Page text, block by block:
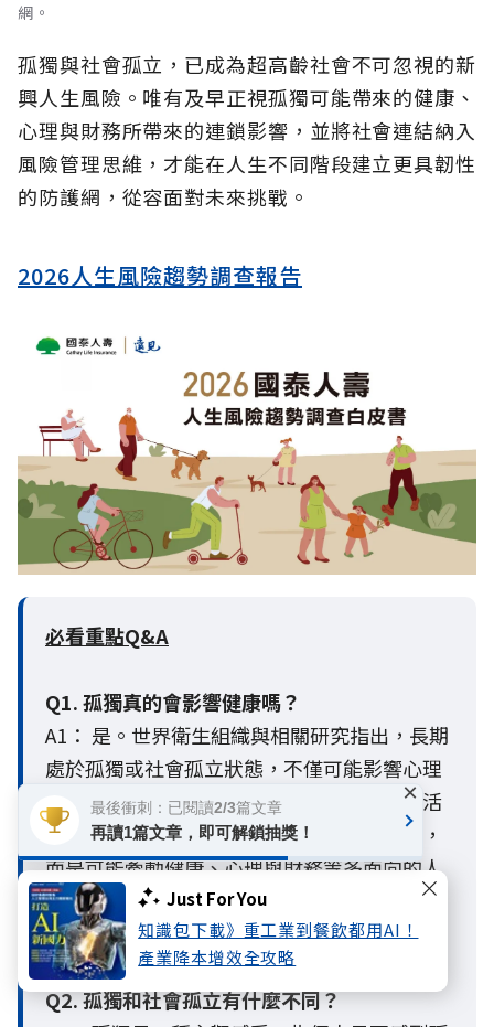
Just For You
知識包下載》重工業到餐飲都用AI！
產業降本增效全攻略
網。
孤獨與社會孤立，已成為超高齡社會不可忽視的新
興人生風險。唯有及早正視孤獨可能帶來的健康、
心理與財務所帶來的連鎖影響，並將社會連結納入
風險管理思維，才能在人生不同階段建立更具韌性
的防護網，從容面對未來挑戰。
2026人生風險趨勢調查報告
必看重點Q&A
Q1. 孤獨真的會影響健康嗎？
A1： 是。世界衛生組織與相關研究指出，長期
處於孤獨或社會孤立狀態，不僅可能影響心理
健康，也會增加身體健康風險，進而影響生活
品質。調查也顯示，孤獨已不只是情緒問題，
而是可能牽動健康、心理與財務等多面向的人
生風險，因此及早建立健康習慣與社會支持網
絡十分重要。
Q2. 孤獨和社會孤立有什麼不同？
最後衝刺：已閱讀2/3篇文章
再讀1篇文章，即可解鎖抽獎！
×